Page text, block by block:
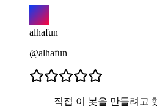
alhafun
@alhafun
직접 이 봇을 만들려고